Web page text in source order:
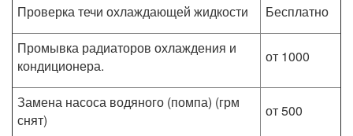
Проверка течи охлаждающей жидкости
Бесплатно
Промывка радиаторов охлаждения и
кондиционера.
от 1000
Замена насоса водяного (помпа) (грм
снят)
от 500